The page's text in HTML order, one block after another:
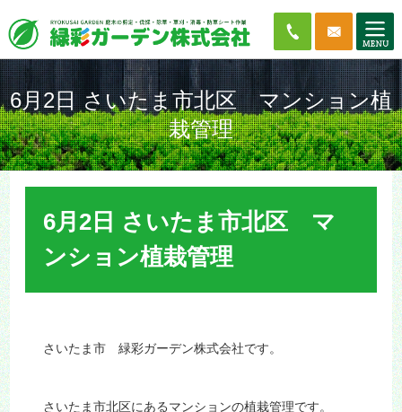
6月2日 さいたま市北区 マンション植
栽管理
6月2日 さいたま市北区 マ
ンション植栽管理
さいたま市 緑彩ガーデン株式会社です。
さいたま市北区にあるマンションの植栽管理です。